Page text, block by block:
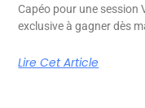
Capéo pour une session
exclusive à gagner dès
Lire Cet Article